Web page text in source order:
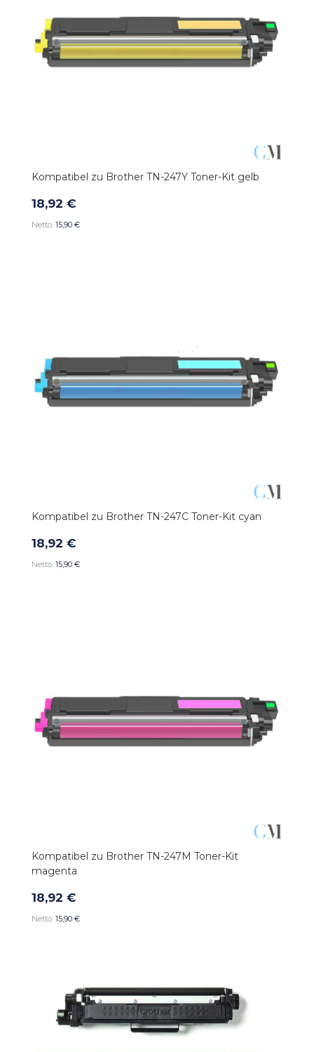
Kompatibel zu Brother TN-247Y Toner-Kit gelb
18,92 €
15,90 €
Kompatibel zu Brother TN-247C Toner-Kit cyan
18,92 €
15,90 €
Kompatibel zu Brother TN-247M Toner-Kit
magenta
18,92 €
15,90 €